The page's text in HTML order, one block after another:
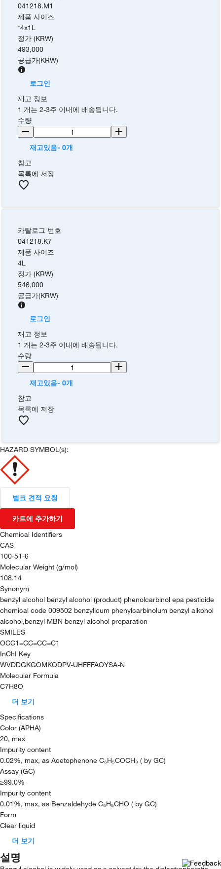
041218.M1
제품 사이즈
*4x1L
정가 (KRW)
493,000
공급가(KRW)
로그인
재고 정보
1 개는 2-3주 이내에 배송됩니다.
수량
재고있음- 0개
참고
목록에 저장
카탈로그 번호
041218.K7
제품 사이즈
4L
정가 (KRW)
546,000
공급가(KRW)
로그인
재고 정보
1 개는 2-3주 이내에 배송됩니다.
수량
재고있음- 0개
참고
목록에 저장
HAZARD SYMBOL(s):
벌크 견적 요청
카트에 추가하기
Chemical Identifiers
CAS
100-51-6
Molecular Weight (g/mol)
108.14
Synonym
benzyl alcohol benzyl alcohol (product) phenolcarbinol epa pesticide
chemical code 009502 benzylicum phenylcarbinolum benzyl alkohol
alcohol,benzyl MBN benzyl alcohol preparation
SMILES
OCC1=CC=CC=C1
InChI Key
WVDDGKGOMKODPV-UHFFFAOYSA-N
Molecular Formula
C7H8O
더 보기
Specifications
Color (APHA)
20, max
Impurity content
0.02%, max, as Acetophenone C₆H₅COCH₃ ( by GC)
Assay (GC)
≥99.0%
Impurity content
0.01%, max, as Benzaldehyde C₆H₅CHO ( by GC)
Form
Clear liquid
더 보기
설명